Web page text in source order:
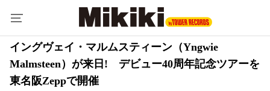
イングヴェイ・マルムスティーン（Yngwie
Malmsteen）が来日! デビュー40周年記念ツアーを
東名阪Zeppで開催